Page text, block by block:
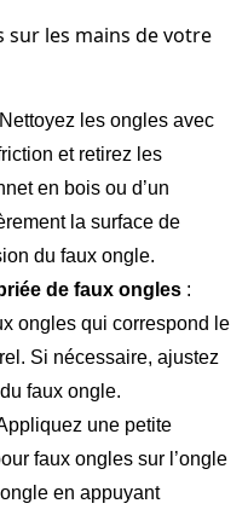
sur les mains de votre
les ongles avec
et retirez les
en bois ou d’un
la surface de
du faux ongle.
de faux ongles :
ongles qui correspond le
Si nécessaire, ajustez
faux ongle.
une petite
faux ongles sur l’ongle
en appuyant